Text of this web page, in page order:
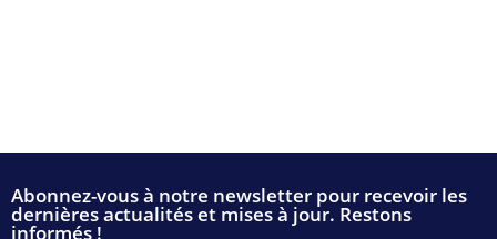
Abonnez-vous à notre newsletter pour recevoir les
dernières actualités et mises à jour. Restons
informés !